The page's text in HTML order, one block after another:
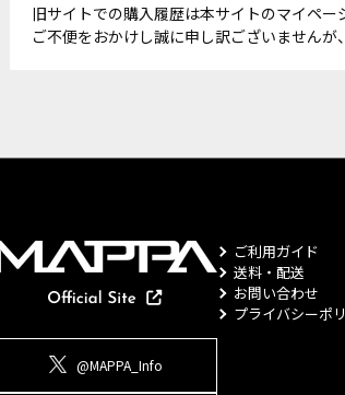
旧サイトでの購入履歴は本サイトのマイペー
ご不便をおかけし誠に申し訳ございません
@MAPPA_Info
ご利用ガイド
送料・配送
お問い合わせ
プライバシーポ